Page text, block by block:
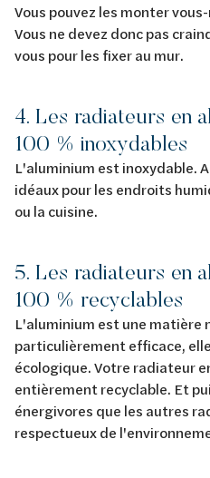
Vous pouvez les monter
Vous ne devez donc pas
vous pour les fixer au mur.
4. Les radiateurs en
100 % inoxydables
L'aluminium est inoxydable.
idéaux pour les endroits
ou la cuisine.
5. Les radiateurs en
100 % recyclables
L'aluminium est une matière
particulièrement efficace,
écologique. Votre radiateur
entièrement recyclable. Et
énergivores que les autres
respectueux de